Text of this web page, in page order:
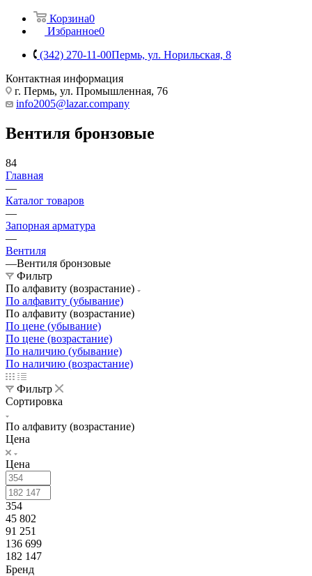
Корзина0
Избранное0
(342) 270-11-00Пермь, ул. Норильская, 8
Контактная информация
г. Пермь, ул. Промышленная, 76
info2005@lazar.company
Вентиля бронзовые
84
Главная
—
Каталог товаров
—
Запорная арматура
—
Вентиля
—Вентиля бронзовые
Фильтр
По алфавиту (возрастание)
По алфавиту (убывание)
По алфавиту (возрастание)
По цене (убывание)
По цене (возрастание)
По наличию (убывание)
По наличию (возрастание)
Фильтр
Сортировка
По алфавиту (возрастание)
Цена
Цена
354
45 802
91 251
136 699
182 147
Бренд